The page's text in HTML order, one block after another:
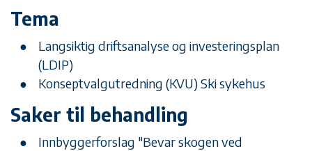
Tema
Langsiktig driftsanalyse og investeringsplan
(LDIP)
Konseptvalgutredning (KVU) Ski sykehus
Saker til behandling
Innbyggerforslag "Bevar skogen ved